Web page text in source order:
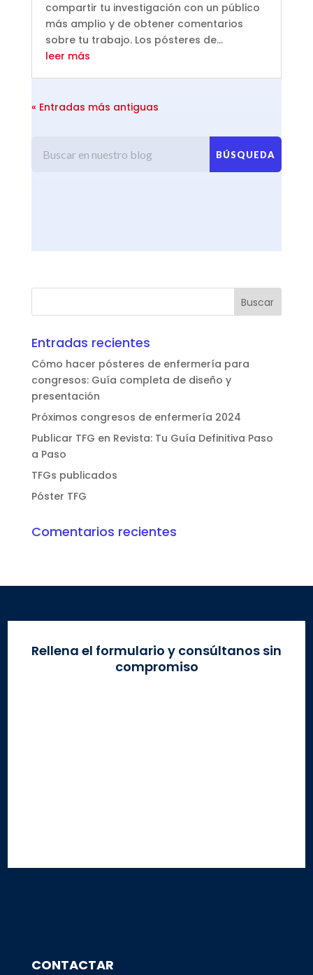
compartir tu investigación con un público
más amplio y de obtener comentarios
sobre tu trabajo. Los pósteres de...
leer más
« Entradas más antiguas
Entradas recientes
Cómo hacer pósteres de enfermería para
congresos: Guía completa de diseño y
presentación
Próximos congresos de enfermería 2024
Publicar TFG en Revista: Tu Guía Definitiva Paso
a Paso
TFGs publicados
Póster TFG
Comentarios recientes
Rellena el formulario y consúltanos sin
compromiso
CONTACTAR